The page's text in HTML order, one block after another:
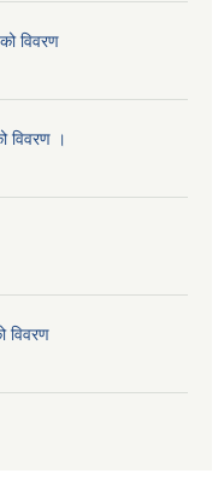
विवरण
विवरण ।
विवरण